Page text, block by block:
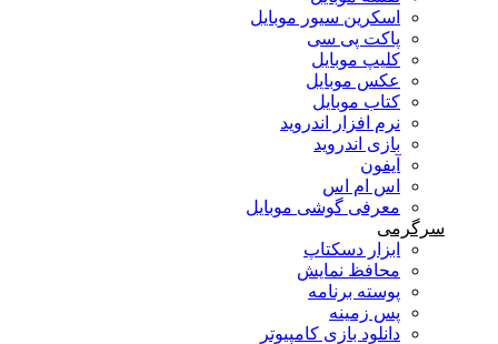
اسکرین سیور موبایل
پاکت پی سی
کلیپ موبایل
عکس موبایل
کتاب موبایل
نرم افزار اندروید
بازی اندروید
آیفون
اس ام اس
معرفی گوشی موبایل
سرگرمی
ابزار دسکتاپ
محافظ نمایش
پوسته برنامه
پس زمینه
دانلود بازی کامپیوتر